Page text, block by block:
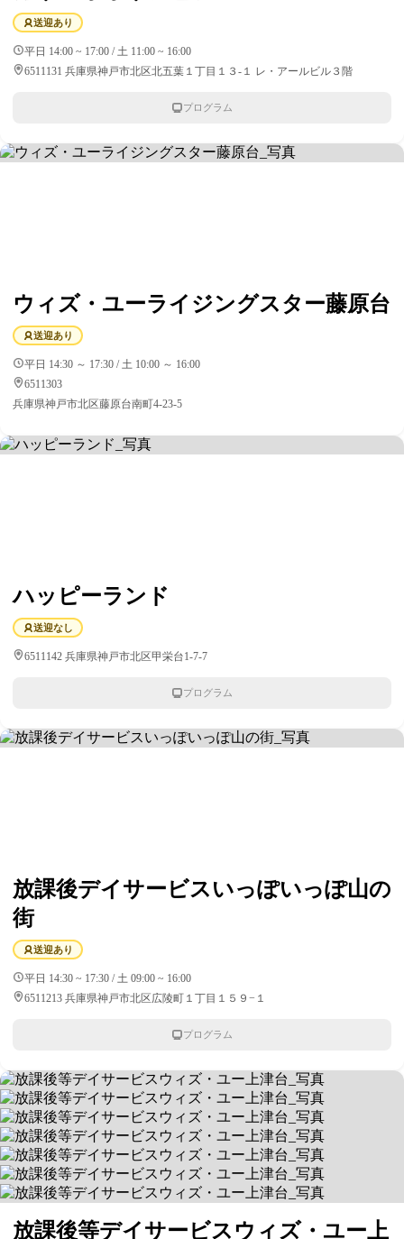
送迎あり
平日 14:00 ~ 17:00 / 土 11:00 ~ 16:00
6511131 兵庫県神戸市北区北五葉１丁目１３‐１ レ・アールビル３階
プログラム
ウィズ・ユーライジングスター藤原台
送迎あり
平日 14:30 ～ 17:30 / 土 10:00 ～ 16:00
6511303
兵庫県神戸市北区藤原台南町4-23-5
ハッピーランド
送迎なし
6511142 兵庫県神戸市北区甲栄台1-7-7
プログラム
放課後デイサービスいっぽいっぽ山の
街
送迎あり
平日 14:30 ~ 17:30 / 土 09:00 ~ 16:00
6511213 兵庫県神戸市北区広陵町１丁目１５９−１
プログラム
放課後等デイサービスウィズ・ユー上